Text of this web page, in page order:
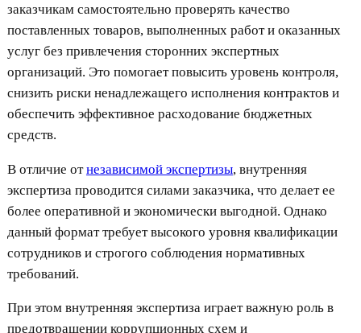
заказчикам самостоятельно проверять качество
поставленных товаров, выполненных работ и оказанных
услуг без привлечения сторонних экспертных
организаций. Это помогает повысить уровень контроля,
снизить риски ненадлежащего исполнения контрактов и
обеспечить эффективное расходование бюджетных
средств.
В отличие отнезависимой экспертизы, внутренняя
экспертиза проводится силами заказчика, что делает ее
более оперативной и экономически выгодной. Однако
данный формат требует высокого уровня квалификации
сотрудников и строгого соблюдения нормативных
требований.
При этом внутренняя экспертиза играет важную роль в
предотвращении коррупционных схем и